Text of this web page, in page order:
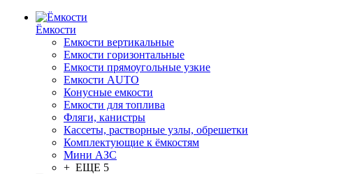
Ёмкости
Емкости вертикальные
Емкости горизонтальные
Емкости прямоугольные узкие
Емкости АUТО
Конусные емкости
Емкости для топлива
Фляги, канистры
Кассеты, растворные узлы, обрешетки
Комплектующие к ёмкостям
Мини АЗС
+ ЕЩЕ 5